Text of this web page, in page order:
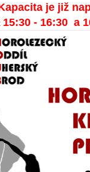
je již
15:30 - 16:30 a